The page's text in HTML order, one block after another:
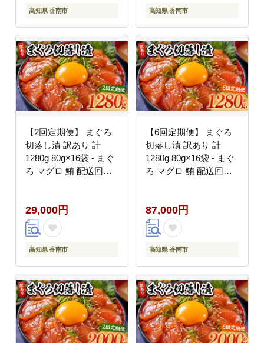
高知県 香南市 冷凍
高知県 香南市
高知県 香南市 冷凍
高知県 香南市
【2回定期便】 まぐろ
切落し漬 訳あり 計
1280g 80g×16袋 - まぐ
ろ マグロ 鮪 配送回数
けマグロ 海鮮丼 まぐろ
漬け丼 刺身 おかず お
つまみ 刺身 株式会社大
熊 高知県 香南市 冷凍
29,000円
高知県 香南市
【6回定期便】 まぐろ
切落し漬 訳あり 計
1280g 80g×16袋 - まぐ
ろ マグロ 鮪 配送回数
けマグロ 海鮮丼 まぐろ
漬け丼 刺身 おかず お
つまみ 刺身 株式会社大
熊 高知県 香南市 冷凍
87,000円
高知県 香南市